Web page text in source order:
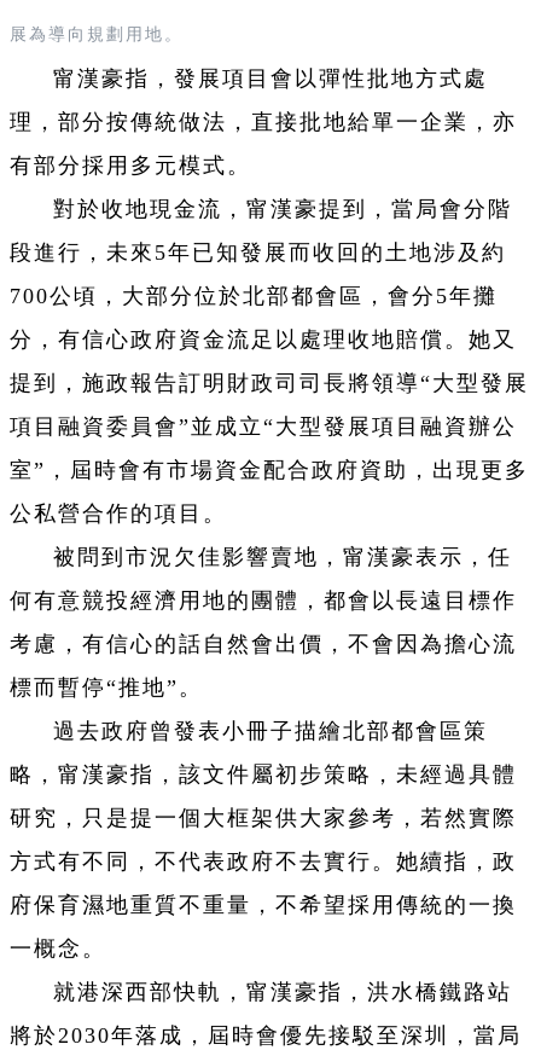
展為導向規劃用地。
甯漢豪指 ， 發展項目會以彈性批地方式處
理 ， 部分按傳統做法 ， 直接批地給單一企業 ， 亦
有部分採用多元模式。
對於收地現金流 ， 甯漢豪提到 ， 當局會分階
段進行 ， 未來5年已知發展而收回的土地涉及約
700公頃 ， 大部分位於北部都會區 ， 會分5年攤
分 ， 有信心政府資金流足以處理收地賠償。她又
提到
， 施政報告訂明財政司司長將領導“大型發展
項目融資委員會”並成立“大型發展項目融資辦公
室” ， 屆時會有市場資金配合政府資助 ， 出現更多
公私營合作的項目。
被問到市況欠佳影響賣地 ， 甯漢豪表示 ， 任
何有意競投經濟用地的團體 ， 都會以長遠目標作
考慮 ， 有信心的話自然會出價 ， 不會因為擔心流
標而暫停“推地”。
過去政府曾發表小冊子描繪北部都會區策
略 ， 甯漢豪指 ， 該文件屬初步策略 ， 未經過具體
研究 ， 只是提一個大框架供大家參考 ， 若然實際
方式有不同
， 不代表政府不去實行。她續指 ， 政
府保育濕地重質不重量 ， 不希望採用傳統的一換
一概念。
就港深西部快軌 ， 甯漢豪指 ， 洪水橋鐵路站
將於2030年落成 ， 屆時會優先接駁至深圳 ， 當局